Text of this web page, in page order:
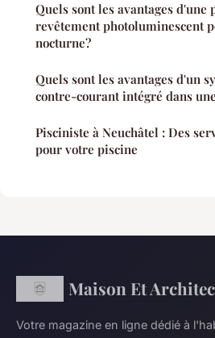
Quels sont les avantages d'une
revêtement photoluminescent
nocturne?
Quels sont les avantages d'un
contre-courant intégré dans
Pisciniste à Neuchâtel : Des
pour votre piscine
Maison Et
Votre magazine en ligne dédié à